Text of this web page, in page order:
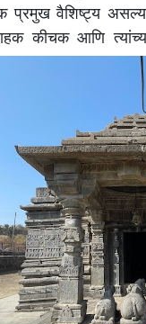
प्रमुख वैशिष्ट्य
कीचक आणि